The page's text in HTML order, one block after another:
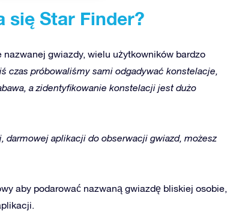
się Star Finder?
gwiazdy, wielu użytkowników bardzo
czas próbowaliśmy sami odgadywać konstelacje,
a zidentyfikowanie konstelacji jest dużo
darmowej aplikacji do obserwacji gwiazd, możesz
aby podarować nazwaną gwiazdę bliskiej osobie,